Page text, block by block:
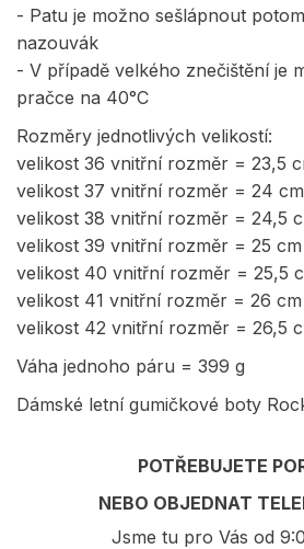
- Patu je možno sešlápnout
nazouvák
- V případě velkého znečištění je
pračce na 40°C
Rozměry jednotlivých velikostí:
velikost 36 vnitřní rozměr = 23,5
velikost 37 vnitřní rozměr = 24 cm
velikost 38 vnitřní rozměr = 24,5
velikost 39 vnitřní rozměr = 25 cm
velikost 40 vnitřní rozměr = 25,5
velikost 41 vnitřní rozměr = 26 cm
velikost 42 vnitřní rozměr = 26,5
Váha jednoho páru = 399 g
Dámské letní gumičkové boty
POTŘEBUJETE
NEBO OBJEDNAT
Jsme tu pro Vás od